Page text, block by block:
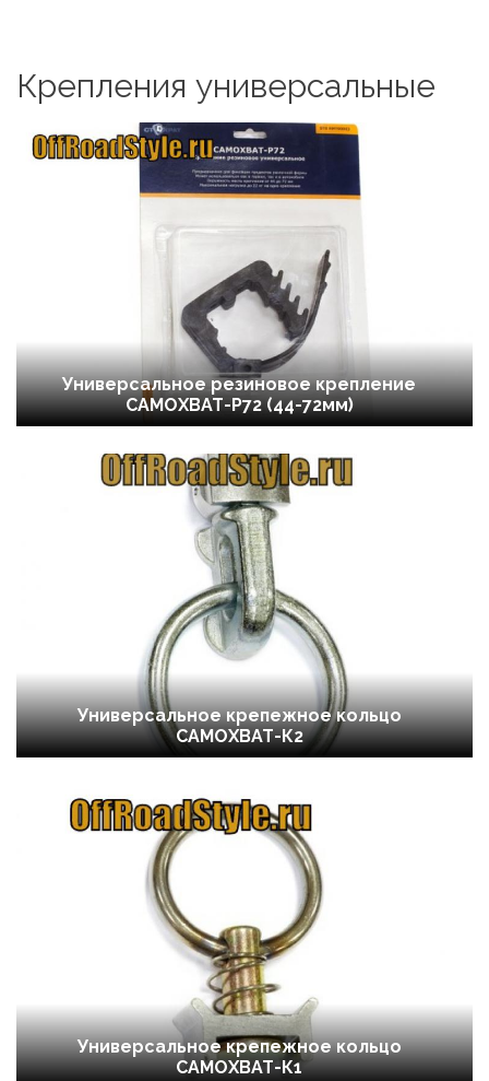
Крепления универсальные
Универсальное резиновое крепление
САМОХВАТ-Р72 (44-72мм)
Универсальное крепежное кольцо
САМОХВАТ-К2
Универсальное крепежное кольцо
САМОХВАТ-К1